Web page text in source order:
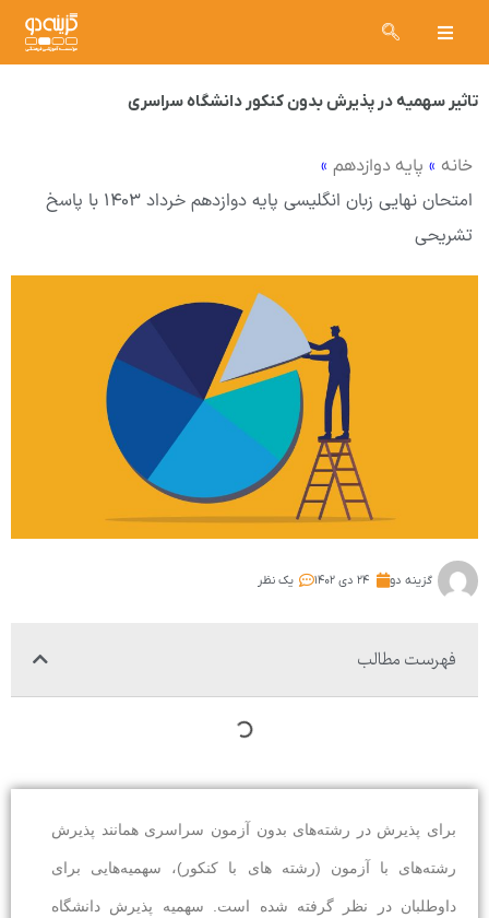
تاثیر سهمیه در پذیرش بدون کنکور دانشگاه سراسری
خانه » پایه دوازدهم »
امتحان نهایی زبان انگلیسی پایه دوازدهم خرداد ۱۴۰۳ با پاسخ
تشریحی
گزینه دو ۲۴ دی ۱۴۰۲ یک نظر
فهرست مطالب
برای پذیرش در رشته‌های بدون آزمون سراسری همانند پذیرش
رشته‌های با آزمون (رشته های با کنکور)، سهمیه‌هایی برای
داوطلبان در نظر گرفته شده است. سهمیه پذیرش دانشگاه